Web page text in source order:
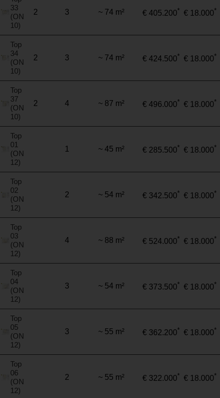
33
(ON
10)
2 3 ~ 74 m² € 405.200* € 18.000*
Top
34
(ON
10)
2 3 ~ 74 m² € 424.500* € 18.000*
Top
37
(ON
10)
2 4 ~ 87 m² € 496.000* € 18.000*
Top
01
(ON
12)
1 ~ 45 m² € 285.500* € 18.000*
Top
02
(ON
12)
2 ~ 54 m² € 342.500* € 18.000*
Top
03
(ON
12)
4 ~ 88 m² € 524.000* € 18.000*
Top
04
(ON
12)
3 ~ 54 m² € 373.500* € 18.000*
Top
05
(ON
12)
3 ~ 55 m² € 362.200* € 18.000*
Top
06
(ON
12)
2 ~ 55 m² € 322.000* € 18.000*